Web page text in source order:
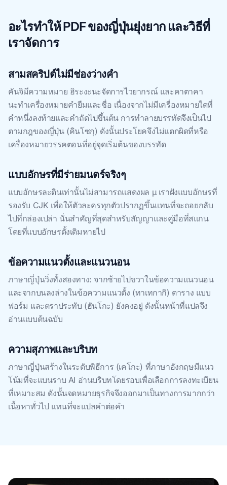
อะไรทําให้ PDF ของญี่ปุ่นยุ่งยาก และวิธีที่
เราจัดการ
สามสคริปต์ไม่มีช่องว่างคํา
คันจิมีความหมาย ฮิระงะนะจัดการไวยากรณ์ และคาตาคา
นะทําเครื่องหมายคํายืมและชื่อ เนื่องจากไม่มีเครื่องหมายใดที่
คําหนึ่งลงท้ายและคําถัดไปขึ้นต้น การทําลายบรรทัดจึงเป็นไป
ตามกฎของญี่ปุ่น (คินโซกุ) ดังนั้นประโยคจึงไม่แตกผิดที่หรือ
เครื่องหมายวรรคตอนที่อยู่จุดเริ่มต้นของบรรทัด
แบบอักษรที่มีร่ายมนตร์จริงๆ
แบบอักษรละตินเท่านั้นไม่สามารถแสดงผล μ เราฝังแบบอักษรที่
รองรับ CJK เพื่อให้ตัวละครทุกตัวปรากฏขึ้นแทนที่จะถอยกลับ
ไปที่กล่องเปล่า นั่นสําคัญที่สุดสําหรับสัญญาและคู่มือที่สแกน
โดยที่แบบอักษรดั้งเดิมหายไป
ข้อความแนวตั้งและแนวนอน
ภาษาญี่ปุ่นวิ่งทั้งสองทาง: จากซ้ายไปขวาในข้อความแนวนอน
และจากบนลงล่างในข้อความแนวตั้ง (ทาเทกากิ) ตาราง แบบ
ฟอร์ม และตราประทับ (ฮันโกะ) ยังคงอยู่ ดังนั้นหน้าที่แปลจึง
อ่านแบบต้นฉบับ
ความสุภาพและบริบท
ภาษาญี่ปุ่นสร้างในระดับพิธีการ (เคโกะ) ที่ภาษาอังกฤษมีแนว
โน้มที่จะแบนราบ AI อ่านบริบทโดยรอบเพื่อเลือกการลงทะเบียน
ที่เหมาะสม ดังนั้นจดหมายธุรกิจจึงออกมาเป็นทางการมากกว่า
เนื้อหาทั่วไป แทนที่จะแปลคําต่อคํา